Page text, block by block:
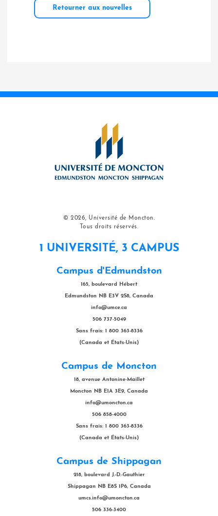
Retourner aux nouvelles
© 2026, Université de Moncton.
Tous droits réservés.
1 UNIVERSITÉ, 3 CAMPUS
Campus d'Edmundston
165, boulevard Hébert
Edmundston NB E3V 2S8, Canada
info@umce.ca
506 737-5049
Sans frais: 1 800 363-8336
(Canada et États-Unis)
Campus de Moncton
18, avenue Antonine-Maillet
Moncton NB E1A 3E9, Canada
info@umoncton.ca
506 858-4000
Sans frais: 1 800 363-8336
(Canada et États-Unis)
Campus de Shippagan
218, boulevard J.-D.-Gauthier
Shippagan NB E8S 1P6, Canada
umcs.info@umoncton.ca
506 336-3400